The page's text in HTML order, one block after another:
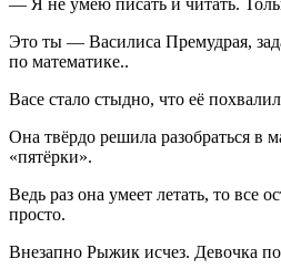
Это ты — Василиса Премудрая,
по математике..
Васе стало стыдно, что её
Она твёрдо решила разобраться в
«пятёрки».
Ведь раз она умеет летать, то все
просто.
Внезапно Рыжик исчез. Девочка